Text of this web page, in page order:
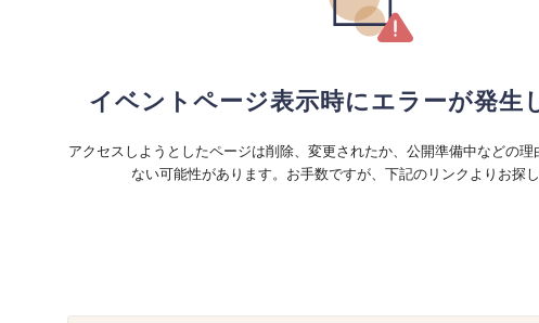
イベントページ表示時にエラーが発生
アクセスしようとしたページは削除、変更されたか、公開準備中などの理
ない可能性があります。お手数ですが、下記のリンクよりお探し